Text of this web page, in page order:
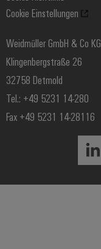
Windenergie
Cookie Einstellungen
Weidmüller GmbH & Co KG
Klingenbergstraße 26
32758 Detmold
Tel.: +49 5231 14-280
Fax +49 5231 14-28116